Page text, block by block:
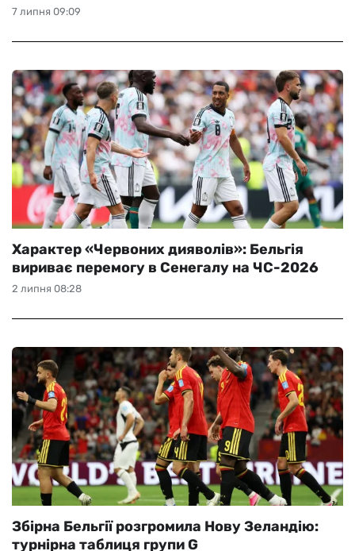
7 липня 09:09
2 липня 08:28
Характер «Червоних дияволів»: Бельгія
вириває перемогу в Сенегалу на ЧС-2026
Збірна Бельгії розгромила Нову Зеландію:
турнірна таблиця групи G